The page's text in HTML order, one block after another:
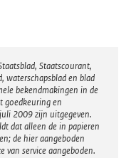
Staatscourant,
waterschapsblad en blad
bekendmakingen in de
goedkeuring en
2009 zijn uitgegeven.
dat alleen de in papieren
de hier aangeboden
van service aangeboden.